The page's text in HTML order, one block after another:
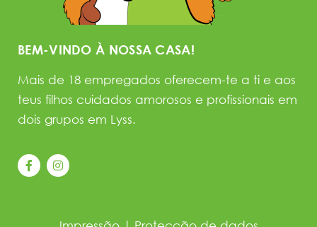
BEM-VINDO À NOSSA CASA!
Mais de 18 empregados oferecem-te a ti e aos
teus filhos cuidados amorosos e profissionais em
dois grupos em Lyss.